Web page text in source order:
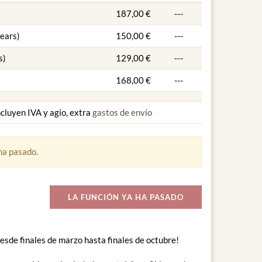
187,00 € ---
150,00 € ---
129,00 € ---
168,00 € ---
IVA y agio, extra gastos de envío
pasado.
LA FUNCIÓN YA HA PASADO
finales de marzo hasta finales de octubre!